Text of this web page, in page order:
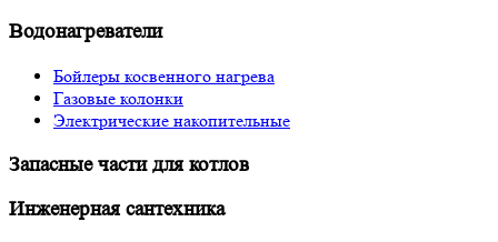
Водонагреватели
Бойлеры косвенного нагрева
Газовые колонки
Электрические накопительные
Запасные части для котлов
Инженерная сантехника